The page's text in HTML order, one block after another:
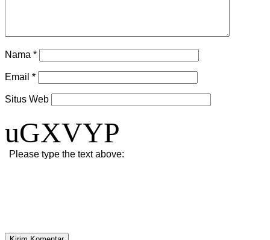
Nama *
Email *
Situs Web
uGXVYP
Please type the text above: